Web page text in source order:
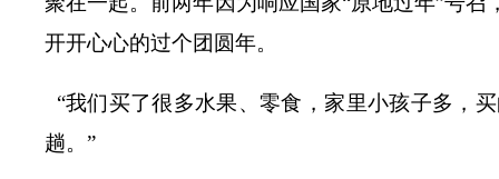
开开心心的过个团圆年。
“我们买了很多水果、零食，家里小孩子多，
趟。”